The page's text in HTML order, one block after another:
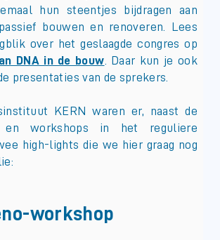
hun steentjes bijdragen aan
bouwen en renoveren. Lees
over het geslaagde congres op
DNA in de bouw . Daar kun je ook
presentaties van de sprekers.
KERN waren er, naast de
en workshops in het reguliere
high-lights die we hier graag nog
workshop